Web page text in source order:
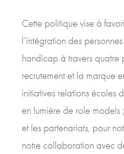
Cette politique vise à
l’intégration des
handicap à travers quatre
recrutement et la marque
initiatives relations écoles
en lumière de role models
et les partenariats, pour
notre collaboration avec